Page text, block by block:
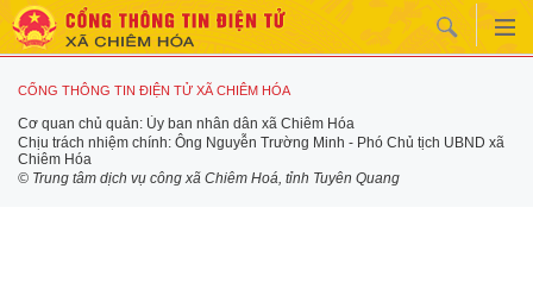
CỔNG THÔNG TIN ĐIỆN TỬ XÃ CHIÊM HÓA
Cơ quan chủ quản: Ủy ban nhân dân xã Chiêm Hóa
Chịu trách nhiệm chính: Ông Nguyễn Trường Minh - Phó Chủ tịch UBND xã
Chiêm Hóa
© Trung tâm dịch vụ công xã Chiêm Hoá, tỉnh Tuyên Quang